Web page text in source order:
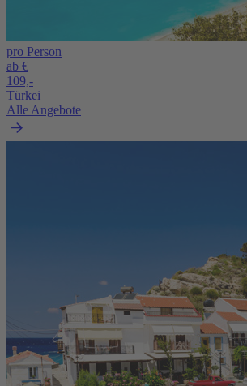
pro Person
ab €
109,-
Türkei
Alle Angebote